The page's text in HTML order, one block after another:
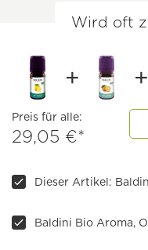
Wird oft
Preis für alle:
29,05 €*
Baldini Bio Aroma,